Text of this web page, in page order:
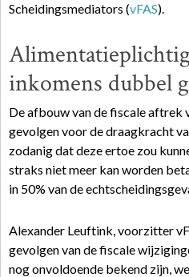
Scheidingsmediators (vFAS).
inkomens dubbel
De afbouw van de fiscale aftrek
gevolgen voor de draagkracht
zodanig dat deze ertoe zou
straks niet meer kan worden
in 50% van de
Alexander Leuftink, voorzitter
gevolgen van de fiscale
nog onvoldoende bekend zijn,